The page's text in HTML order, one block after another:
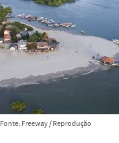
Fonte: Freeway / Reprodução